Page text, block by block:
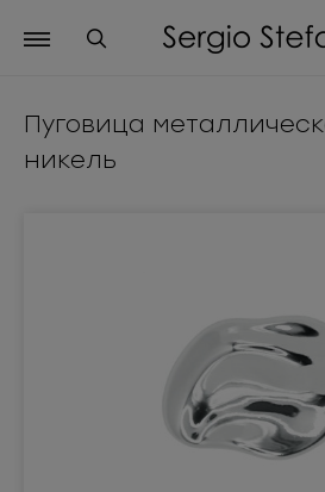
Пуговица
никель